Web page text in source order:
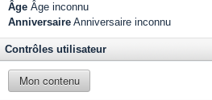
Âge Âge inconnu
Anniversaire Anniversaire inconnu
Contrôles utilisateur
Mon contenu